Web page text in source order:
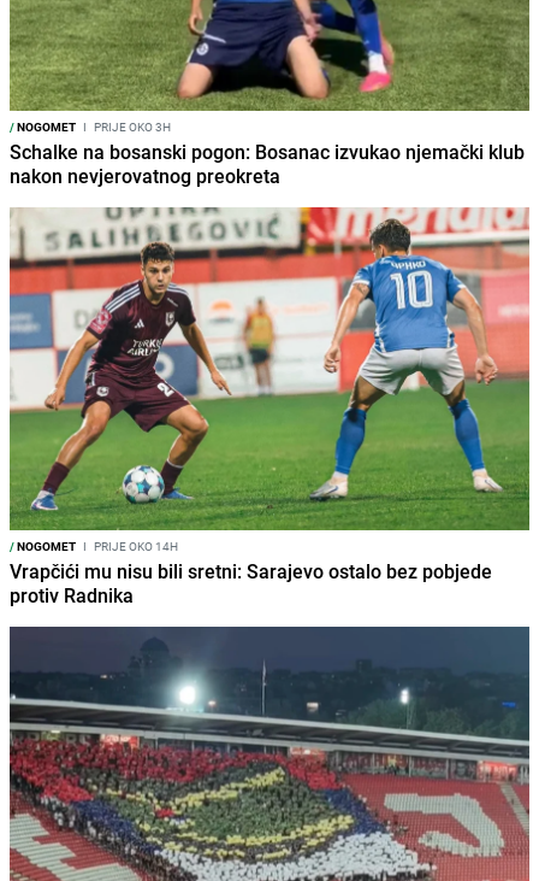
/NOGOMET I PRIJE OKO 3H
Schalke na bosanski pogon: Bosanac izvukao njemački klub
nakon nevjerovatnog preokreta
/NOGOMET I PRIJE OKO 14H
Vrapčići mu nisu bili sretni: Sarajevo ostalo bez pobjede
protiv Radnika